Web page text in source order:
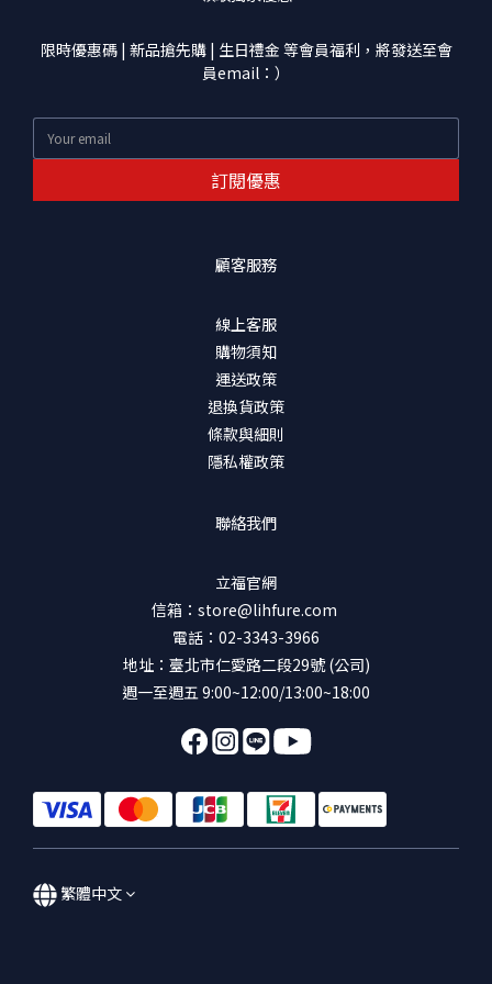
限時優惠碼 | 新品搶先購 | 生日禮金 等會員福利，將發送至會
員email：）
訂閱優惠
顧客服務
線上客服
購物須知
運送政策
退換貨政策
條款與細則
隱私權政策
聯絡我們
立福官網
信箱：store@lihfure.com
電話：02-3343-3966
地址：臺北市仁愛路二段29號 (公司)
週一至週五 9:00~12:00/13:00~18:00
繁體中文